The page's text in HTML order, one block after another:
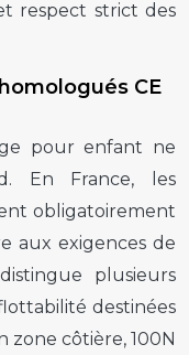
respect strict des
CE
pour enfant ne
En France, les
obligatoirement
aux exigences de
plusieurs
destinées
zone côtière, 100N